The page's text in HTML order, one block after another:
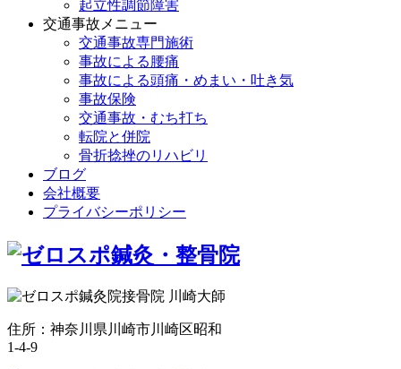
起立性調節障害
交通事故メニュー
交通事故専門施術
事故による腰痛
事故による頭痛・めまい・吐き気
事故保険
交通事故・むち打ち
転院と併院
骨折捻挫のリハビリ
ブログ
会社概要
プライバシーポリシー
住所：神奈川県川崎市川崎区昭和
1-4-9